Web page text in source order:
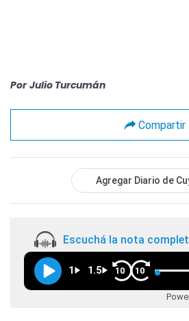
Por Julio Turcumán
Compartir
Agregar Diario de
Escuchá la nota
1 1.5 10 10